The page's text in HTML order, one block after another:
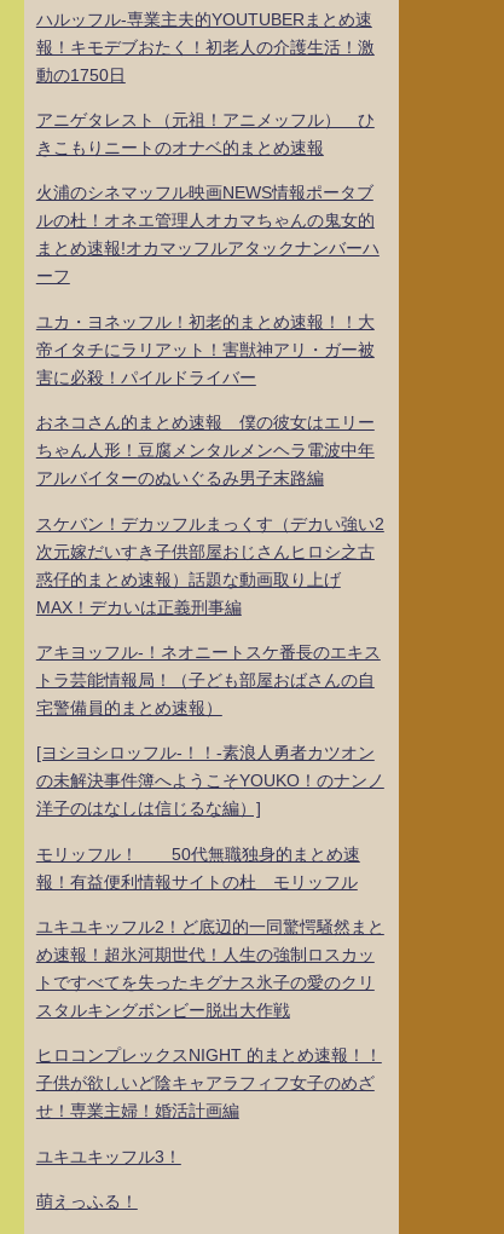
ハルッフル-専業主夫的YOUTUBERまとめ速
報！キモデブおたく！初老人の介護生活！激
動の1750日
アニゲタレスト（元祖！アニメッフル） ひ
きこもりニートのオナベ的まとめ速報
火浦のシネマッフル映画NEWS情報ポータブ
ルの杜！オネエ管理人オカマちゃんの鬼女的
まとめ速報!オカマッフルアタックナンバーハ
ーフ
ユカ・ヨネッフル！初老的まとめ速報！！大
帝イタチにラリアット！害獣神アリ・ガー被
害に必殺！パイルドライバー
おネコさん的まとめ速報 僕の彼女はエリー
ちゃん人形！豆腐メンタルメンヘラ電波中年
アルバイターのぬいぐるみ男子末路編
スケバン！デカッフルまっくす（デカい強い2
次元嫁だいすき子供部屋おじさんヒロシ之古
惑仔的まとめ速報）話題な動画取り上げ
MAX！デカいは正義刑事編
アキヨッフル-！ネオニートスケ番長のエキス
トラ芸能情報局！（子ども部屋おばさんの自
宅警備員的まとめ速報）
[ヨシヨシロッフル-！！-素浪人勇者カツオン
の未解決事件簿へようこそYOUKO！のナンノ
洋子のはなしは信じるな編）]
モリッフル！ 50代無職独身的まとめ速
報！有益便利情報サイトの杜 モリッフル
ユキユキッフル2！ど底辺的一同驚愕騒然まと
め速報！超氷河期世代！人生の強制ロスカッ
トですべてを失ったキグナス氷子の愛のクリ
スタルキングボンビー脱出大作戦
ヒロコンプレックスNIGHT 的まとめ速報！！
子供が欲しいど陰キャアラフィフ女子のめざ
せ！専業主婦！婚活計画編
ユキユキッフル3！
萌えっふる！